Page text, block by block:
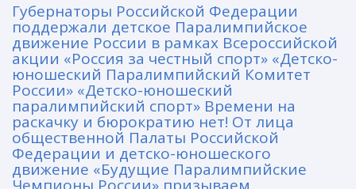
Губернаторы Российской Федерации
поддержали детское Паралимпийское
движение России в рамках Всероссийской
акции «Россия за честный спорт» «Детско-
юношеский Паралимпийский Комитет
России» «Детско-юношеский
паралимпийский спорт» Времени на
раскачку и бюрократию нет! От лица
общественной Палаты Российской
Федерации и детско-юношеского
движение «Будущие Паралимпийские